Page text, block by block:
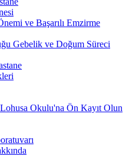
ve Başarılı Emzirme
Gebelik ve Doğum Süreci
Okulu'na Ön Kayıt Olun